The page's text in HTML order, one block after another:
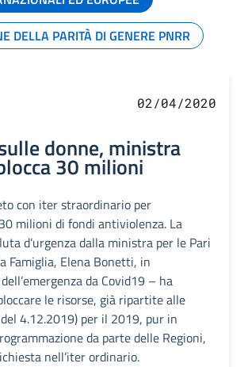
DELLA PARITÀ DI GENERE PNRR
02/04/2020
donne, ministra
30 milioni
con iter straordinario per
milioni di fondi antiviolenza. La
d’urgenza dalla ministra per le Pari
Famiglia, Elena Bonetti, in
da Covid19 – ha
le risorse, già ripartite alle
del 4.12.2019) per il 2019, pur in
da parte delle Regioni,
nell’iter ordinario.